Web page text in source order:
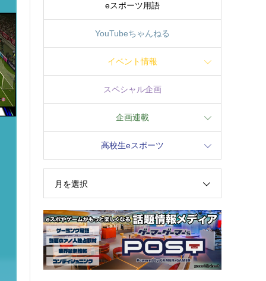
eスポーツ用語
YouTubeちゃんねる
イベント情報
スペシャル企画
企画連載
高校生eスポーツ
月を選択